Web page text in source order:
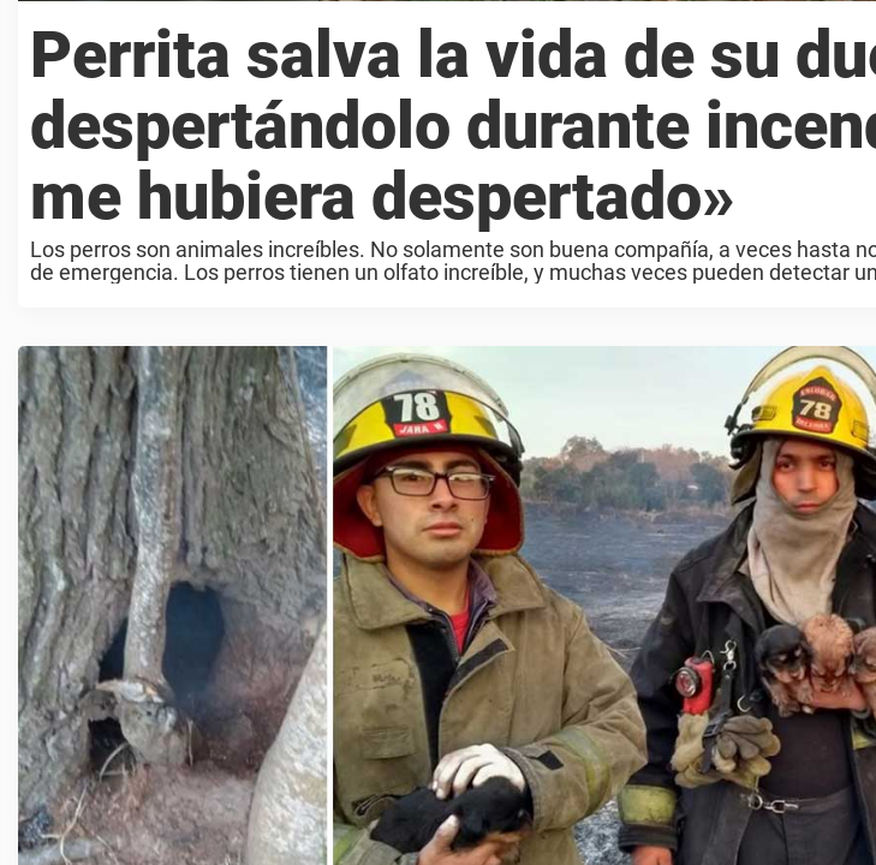
Perrita salva la vida de su
despertándolo durante
me hubiera despertado»
Los perros son animales increíbles. No solamente son buena compañía, a veces hasta
de emergencia. Los perros tienen un olfato increíble, y muchas veces pueden detectar